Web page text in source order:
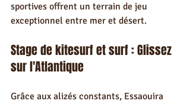
sportives offrent un terrain de jeu
exceptionnel entre mer et désert.
Stage de kitesurf et surf : Glissez
sur l'Atlantique
Grâce aux alizés constants, Essaouira